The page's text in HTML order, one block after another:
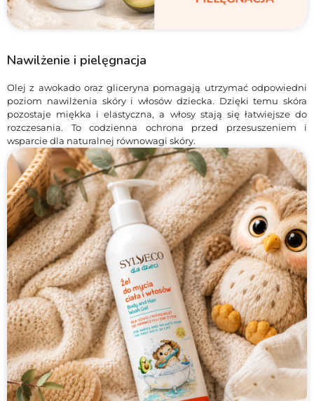
Nawilżenie i pielęgnacja
Olej z awokado oraz gliceryna pomagają utrzymać odpowiedni
poziom nawilżenia skóry i włosów dziecka. Dzięki temu skóra
pozostaje miękka i elastyczna, a włosy stają się łatwiejsze do
rozczesania. To codzienna ochrona przed przesuszeniem i
wsparcie dla naturalnej równowagi skóry.